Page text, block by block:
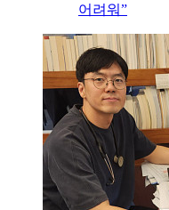
어려워”